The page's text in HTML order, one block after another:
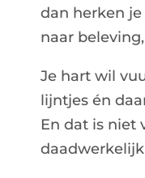
dan herken
naar
Je hart wil
lijntjes én
En dat is niet